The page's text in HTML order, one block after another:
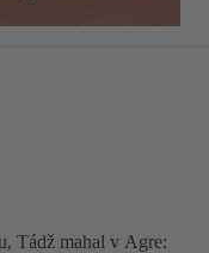
Tádž mahal v Agre: